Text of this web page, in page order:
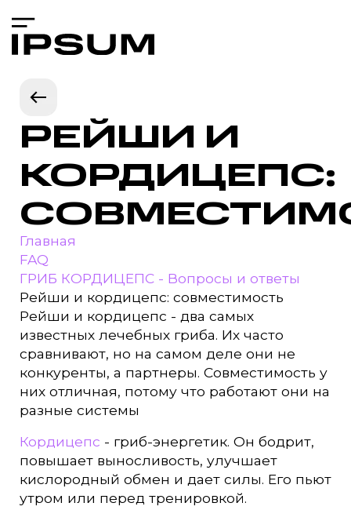
РЕЙШИ И
КОРДИЦЕПС:
Главная
FAQ
ГРИБ КОРДИЦЕПС - Вопросы и ответы
Рейши и кордицепс: совместимость
Рейши и кордицепс - два самых
известных лечебных гриба. Их часто
сравнивают, но на самом деле они не
конкуренты, а партнеры. Совместимость у
них отличная, потому что работают они на
разные системы
Кордицепс - гриб-энергетик. Он бодрит,
повышает выносливость, улучшает
кислородный обмен и дает силы. Его пьют
утром или перед тренировкой.